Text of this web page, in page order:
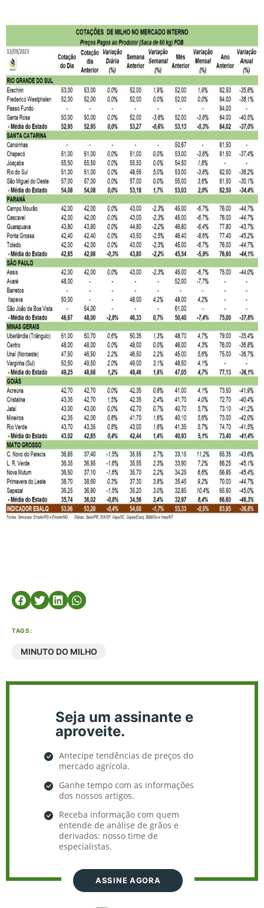
TAGS:
MINUTO DO MILHO
Seja um assinante e
aproveite.
Antecipe tendências de preços do
mercado agrícola.
Ganhe tempo com as informações
dos nossos artigos.
Receba informação com quem
entende de análise de grãos e
derivados: nosso time de
especialistas.
ASSINE AGORA